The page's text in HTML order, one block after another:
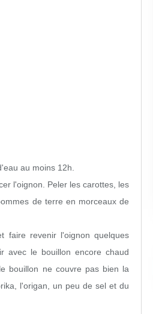
au moins 12h.
l'oignon. Peler les carottes, les
de terre en morceaux de
faire revenir l'oignon quelques
avec le bouillon encore chaud
bouillon ne couvre pas bien la
l'origan, un peu de sel et du